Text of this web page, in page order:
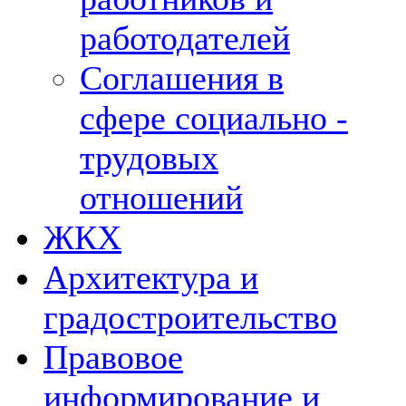
работодателей
Соглашения в
сфере социально -
трудовых
отношений
ЖКХ
Архитектура и
градостроительство
Правовое
информирование и